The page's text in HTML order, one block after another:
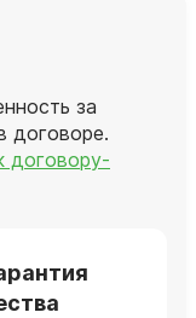
за
договоре.
договору-